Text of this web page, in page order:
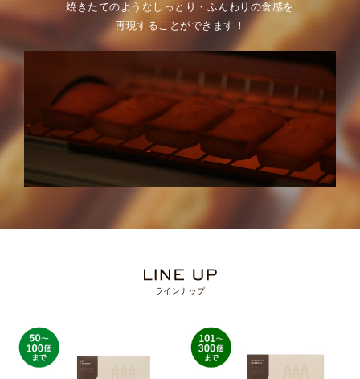
焼きたてのようなしっとり・ふんわりの食感を
再現することができます！
ラインナップ